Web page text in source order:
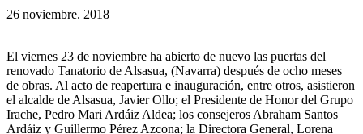
26 noviembre. 2018
El viernes 23 de noviembre ha abierto de nuevo las puertas del
renovado Tanatorio de Alsasua, (Navarra) después de ocho meses
de obras. Al acto de reapertura e inauguración, entre otros, asistieron
el alcalde de Alsasua, Javier Ollo; el Presidente de Honor del Grupo
Irache, Pedro Mari Ardáiz Aldea; los consejeros Abraham Santos
Ardáiz y Guillermo Pérez Azcona; la Directora General, Lorena